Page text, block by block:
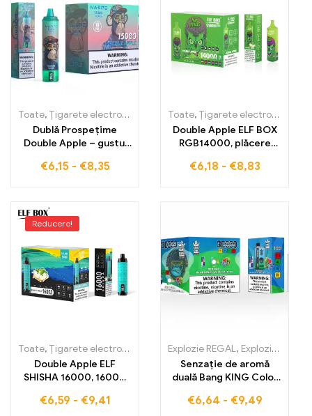
Toate, Țigarete electronice de unică folosință ,Țigarete
Dublă Prospețime
Double Apple – gustul
inhalare de neuitat
€6,15 - €8,35
Toate, Țigarete electronice de unică folosință
Double Apple ELF BOX
RGB14000, plăcere
dublă bucurie fructată
€6,18 - €8,83
Reducere!
Toate, Țigarete electronice de unică folosință ,Țigarete
Double Apple ELF
SHISHA 16000, 16000
pentru gustul clasic de
€6,59 - €9,41
Explozie REGAL, Explozie Regal 30000 Pufuri
Senzație de aromă
duală Bang KING Color
Prospețime la fiecare
€6,64 - €9,49